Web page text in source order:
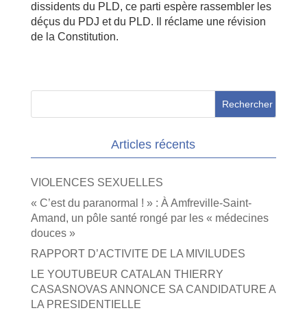
dissidents du PLD, ce parti espère rassembler les
déçus du PDJ et du PLD. Il réclame une révision
de la Constitution.
Articles récents
VIOLENCES SEXUELLES
« C’est du paranormal ! » : À Amfreville-Saint-
Amand, un pôle santé rongé par les « médecines
douces »
RAPPORT D’ACTIVITE DE LA MIVILUDES
LE YOUTUBEUR CATALAN THIERRY
CASASNOVAS ANNONCE SA CANDIDATURE A
LA PRESIDENTIELLE